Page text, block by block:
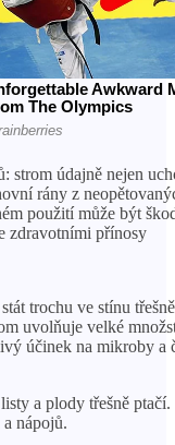
strom údajně nejen
rány z
použití může být
zdravotními přínosy
trochu ve stínu
uvolňuje velké
účinek na mikroby a
a plody třešně ptačí.
nápojů.